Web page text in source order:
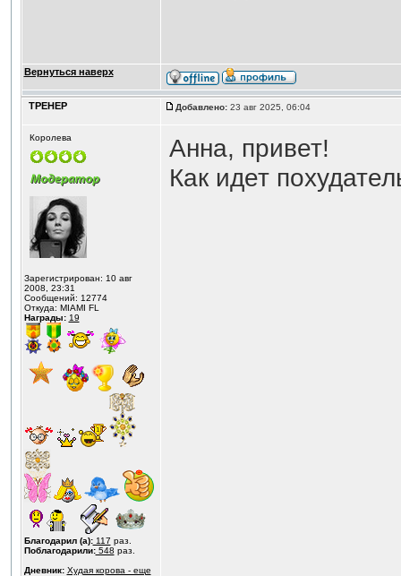
Вернуться наверх
ТРЕНЕР Добавлено:23 авг 2025, 06:04
Королева
Зарегистрирован: 10 авг
2008, 23:31
Сообщений: 12774
Откуда: MIAMI FL
Награды: 19
Благодарил (а):117 раз.
Поблагодарили:548 раз.
Дневник: Худая корова - еще
Анна, привет!
Как идет